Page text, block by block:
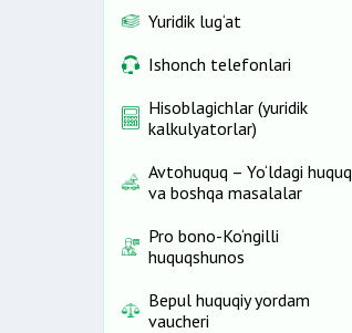
Yuridik lug‘at
Ishonch telefonlari
Hisoblagichlar (yuridik
kalkulyatorlar)
Avtohuquq – Yo‘ldagi huquq
va boshqa masalalar
Pro bono-Ko‘ngilli
huquqshunos
Bepul huquqiy yordam
vaucheri